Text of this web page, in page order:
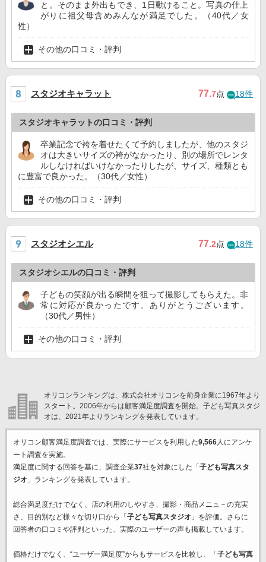
と。そのまま外出もでき、1日動けること。写真の仕上
がりに祖父母含めみんなが満足でした。（40代／女
性）
その他の口コミ・評判
スタジオキャラット 77.7点 18件
スタジオキャラットの口コミ・評判
卒業記念で袴を着せたくて予約しましたが、他のスタジ
オは大きいサイズの袴がなかったり、別の場所でレンタ
ルしなければいけなかったりしたが、サイズ、種類とも
に豊富で良かった。（30代／女性）
その他の口コミ・評判
スタジオシエル 77.2点 18件
スタジオシエルの口コミ・評判
子どもの笑顔が出る瞬間を狙って撮影してもらえた。非
常に対応が良かったです。ありがとうございます。
（30代／男性）
その他の口コミ・評判
オリコンランキングは、株式会社オリコンを前身企業に1967年より
スタート。2006年からは顧客満足度調査を開始。子ども写真スタジ
オは、2021年よりランキングを発表しています。
オリコン顧客満足度調査では、実際にサービスを利用した9,566人にアンケ
ート調査を実施。
満足度に関する回答を基に、調査企業37社を対象にした「 子ども写真スタ
ジオ 」ランキングを発表しています。
総合満足度だけでなく、店の利用のしやすさ、撮影・商品メニュ－の充実
さ、目的別など様々な切り口から「 子ども写真スタジオ 」を評価。さらに
回答者の口コミや評判といった、実際のユーザーの声も掲載しています。
価格だけでなく、“ユーザー満足度”からもサービスを比較し、「 子ども写真